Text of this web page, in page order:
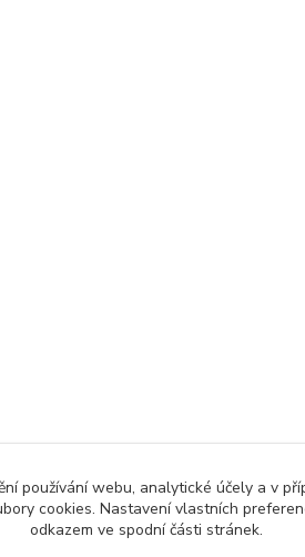
používání webu, analytické účely a v
cookies. Nastavení vlastních
odkazem ve spodní části stránek.